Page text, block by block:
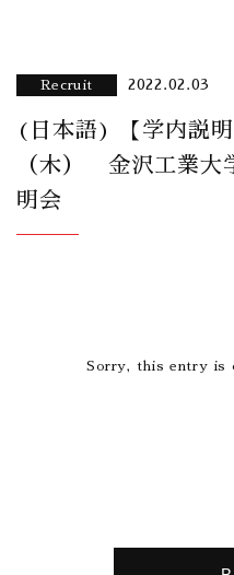
Recruit 2022.02.03
(日本語) 【学内説
（木） 金沢工業
明会
Sorry, this entry is